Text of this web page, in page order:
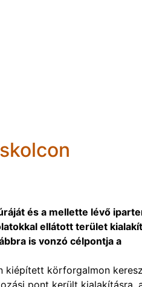
és a mellette lévő
ellátott terület
is vonzó célpontja a
kiépített körforgalmon
pont került kialakításra,